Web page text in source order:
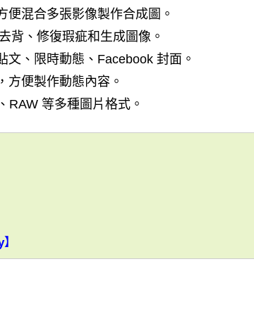
混合多張影像製作合成圖。
背、修復瑕疵和生成圖像。
、限時動態、Facebook 封面。
方便製作動態內容。
RAW 等多種圖片格式。